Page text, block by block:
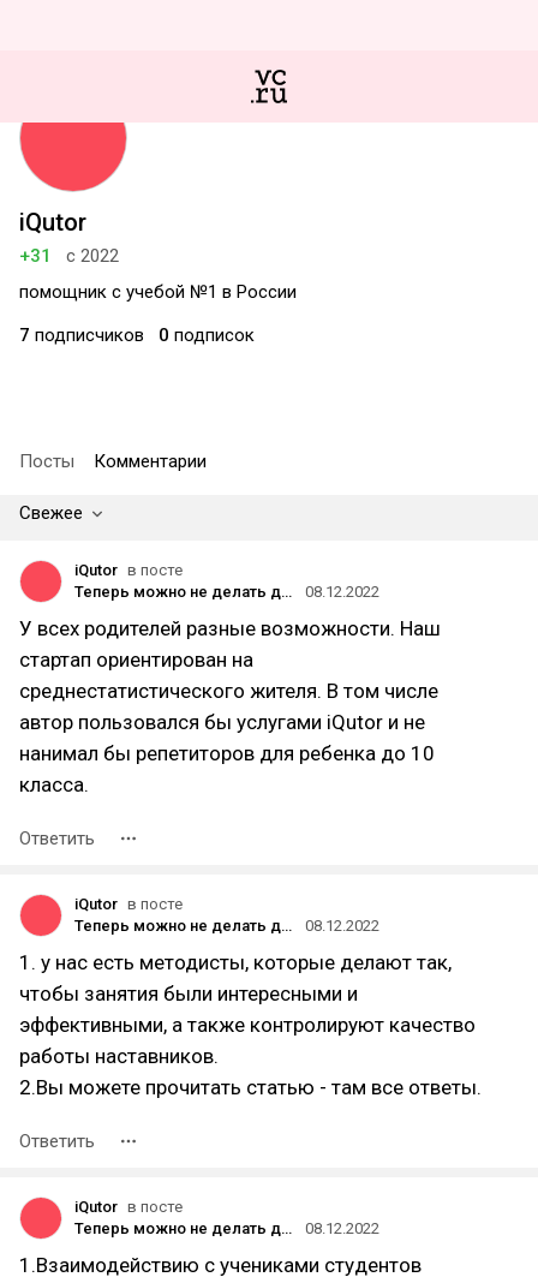
iQutor
+31
с 2022
помощник с учебой №1 в России
7 подписчиков 0 подписок
Посты Комментарии
Свежее
iQutor в посте
Теперь можно не делать домашку со своим ребенком — доверьте это iQutor
08.12.2022
У всех родителей разные возможности. Наш
стартап ориентирован на
среднестатистического жителя. В том числе
автор пользовался бы услугами iQutor и не
нанимал бы репетиторов для ребенка до 10
класса.
Ответить
iQutor в посте
Теперь можно не делать домашку со своим ребенком — доверьте это iQutor
08.12.2022
1. у нас есть методисты, которые делают так,
чтобы занятия были интересными и
эффективными, а также контролируют качество
работы наставников.
2.Вы можете прочитать статью - там все ответы.
Ответить
iQutor в посте
Теперь можно не делать домашку со своим ребенком — доверьте это iQutor
08.12.2022
1.Взаимодействию с учениками студентов